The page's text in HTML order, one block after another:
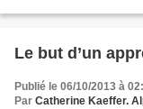
Le but d’un
Publié le 06/10/2013 à
Par Catherine Kaeffer.